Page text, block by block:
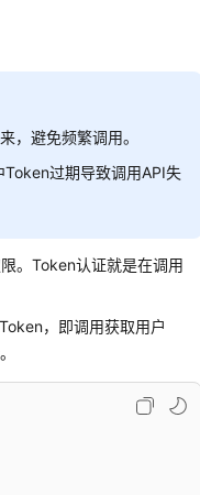
，避免频繁调用。
过期导致调用API失
。Token认证就是在调用
，即调用获取用户